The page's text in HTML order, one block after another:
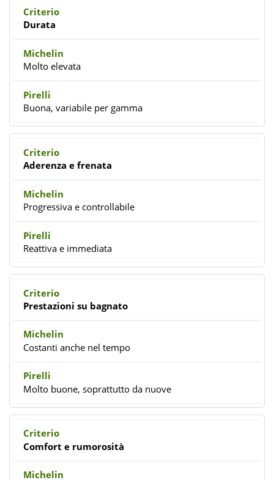
Durata
Molto elevata
Buona, variabile per gamma
Aderenza e frenata
Progressiva e controllabile
Reattiva e immediata
Prestazioni su bagnato
Costanti anche nel tempo
Molto buone, soprattutto da nuove
Comfort e rumorosità